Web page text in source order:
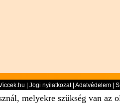
| Jogi nyilatkozat| Adatvédelem
melyekre szükség van az